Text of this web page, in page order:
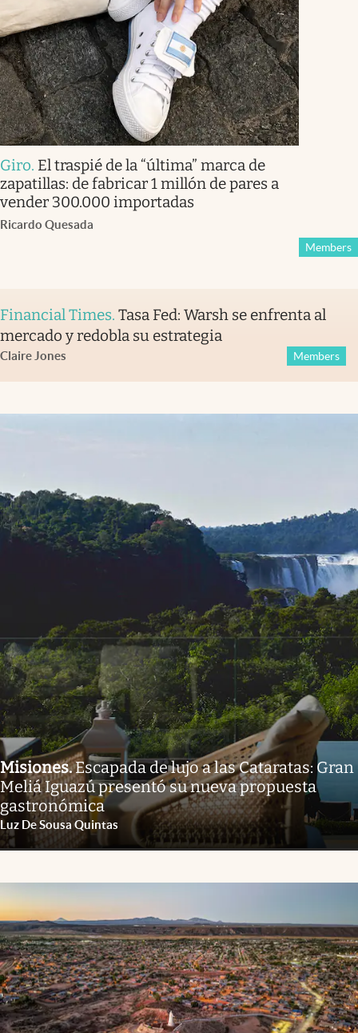
Giro. El traspié de la “última” marca de
zapatillas: de fabricar 1 millón de pares a
vender 300.000 importadas
Ricardo Quesada
Members
Financial Times. Tasa Fed: Warsh se enfrenta al
mercado y redobla su estrategia
Claire Jones Members
Misiones.Escapada de lujo a las Cataratas: Gran
Meliá Iguazú presentó su nueva propuesta
gastronómica
Luz De Sousa Quintas